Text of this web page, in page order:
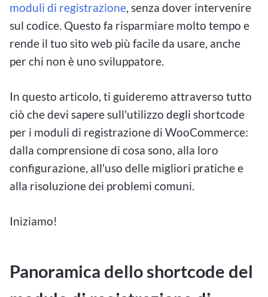
moduli di registrazione, senza dover intervenire
sul codice. Questo fa risparmiare molto tempo e
rende il tuo sito web più facile da usare, anche
per chi non è uno sviluppatore.
In questo articolo, ti guideremo attraverso tutto
ciò che devi sapere sull'utilizzo degli shortcode
per i moduli di registrazione di WooCommerce:
dalla comprensione di cosa sono, alla loro
configurazione, all'uso delle migliori pratiche e
alla risoluzione dei problemi comuni.
Iniziamo!
Panoramica dello shortcode del